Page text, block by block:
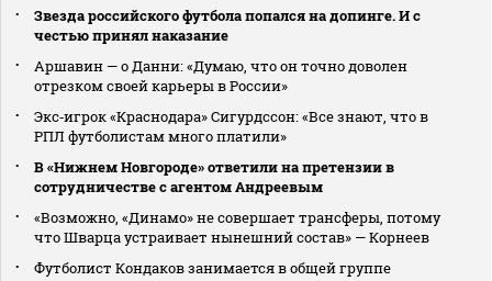
Звезда российского футбола попался на допинге. И с
честью принял наказание
Аршавин — о Данни: «Думаю, что он точно доволен
отрезком своей карьеры в России»
Экс‑игрок «Краснодара» Сигурдссон: «Все знают, что в
РПЛ футболистам много платили»
В «Нижнем Новгороде» ответили на претензии в
сотрудничестве с агентом Андреевым
«Возможно, «Динамо» не совершает трансферы, потому
что Шварца устраивает нынешний состав» — Корнеев
Футболист Кондаков занимается в общей группе